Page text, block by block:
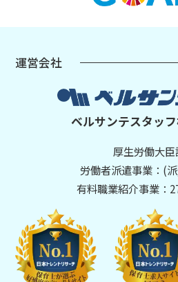
運営会社
ベルサンテスタッ
厚生労働大
労働者派遣事業：(
有料職業紹介事業：